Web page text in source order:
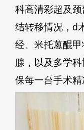
科高清彩超及
结转移情况，d
经、米托蒽醌
腺，以及多学
保每一台手术精